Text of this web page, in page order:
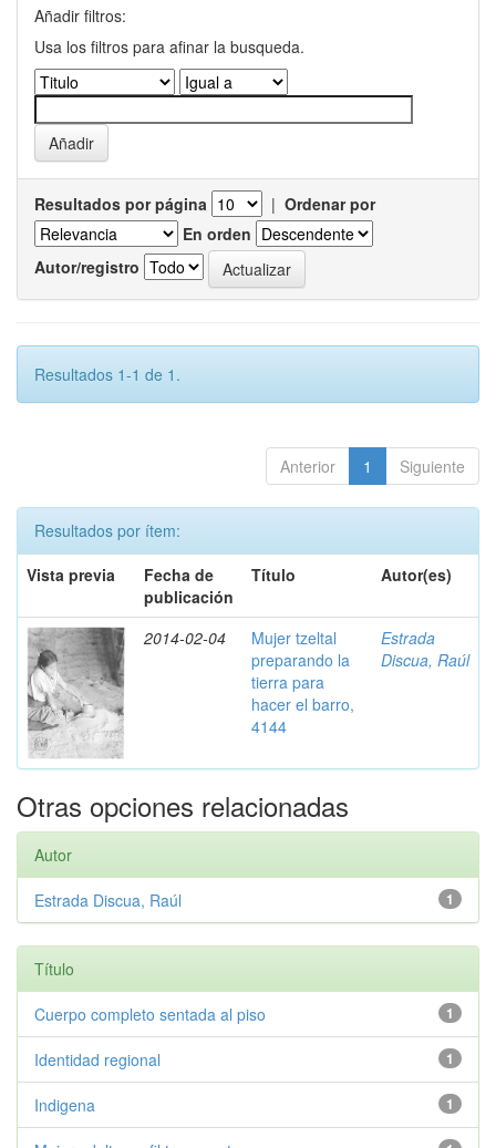
Añadir filtros:
Usa los filtros para afinar la busqueda.
Resultados por página | Ordenar por
En orden
Autor/registro
Resultados 1-1 de 1.
Anterior 1 Siguiente
Resultados por ítem:
Vista previa
Fecha de
publicación
Título Autor(es)
2014-02-04
Mujer tzeltal
preparando la
tierra para
hacer el barro,
4144
Estrada
Discua, Raúl
Otras opciones relacionadas
Autor
1
Estrada Discua, Raúl
Título
1
Cuerpo completo sentada al piso
1
Identidad regional
1
Indigena